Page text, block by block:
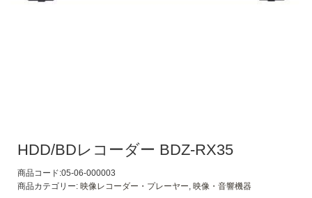
HDD/BDレコーダー BDZ-RX35
商品コード:05-06-000003
商品カテゴリー: 映像レコーダー・プレーヤー 映像・音響機器